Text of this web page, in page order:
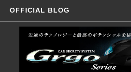
OFFICIAL BLOG